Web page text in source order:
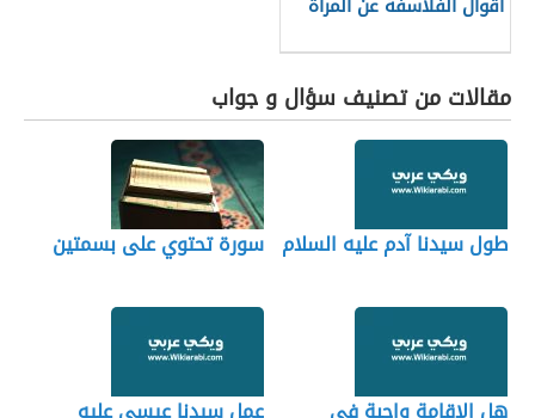
مقالات من تصنيف سؤال و جواب
طول سيدنا آدم عليه السلام سورة تحتوي على بسمتين